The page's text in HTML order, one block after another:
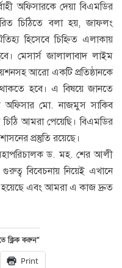
অফিসারকে দেয়া বিএমডির
চিঠিতে বলা হয়, জাফলং
হিসেবে চিহ্নিত এলাকায়
মেসার্স জালালাবাদ লাইম
আরো একটি প্রতিষ্ঠানকে
হবে। এ বিষয়ে জানতে
অফিসার মো. নাজমুস সাকিব
আমরা পেয়েছি। বিএমডির
প্রস্তুতি রয়েছে।
মহাপরিচালক ড. মহ. শের আলী
বিবেচনায় নিয়েই এখানে
হয়েছে এবং আমরা এ কাজ দ্রুত
ক্লিক করুন”
Print